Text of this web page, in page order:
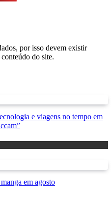
por isso devem existir
do site.
e viagens no tempo em
em agosto